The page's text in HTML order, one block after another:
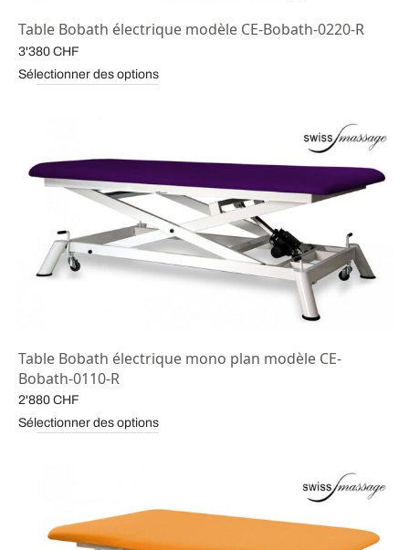
Table Bobath électrique modèle CE-Bobath-0220-R
3'380 CHF
Sélectionner des options
Table Bobath électrique mono plan modèle CE-
Bobath-0110-R
2'880 CHF
Sélectionner des options